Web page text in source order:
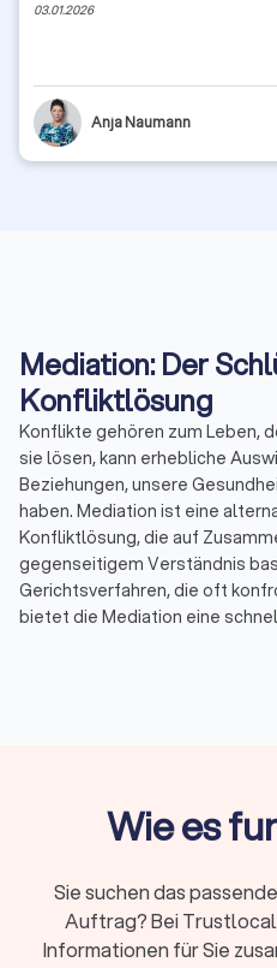
03.01.2026
Anja Naumann
Mediation: Der
Konfliktlösung
Konflikte gehören zum Leben,
sie lösen, kann erhebliche
Beziehungen, unsere
haben. Mediation ist eine
Konfliktlösung, die auf
gegenseitigem Verständnis
Gerichtsverfahren, die oft
bietet die Mediation eine
Was ist Mediation?
dem ein neutraler Dritter, der
einvernehmliche Lösung für
Mediator hat keine
Wie es
Sie suchen das
Auftrag? Bei
Informationen für Sie